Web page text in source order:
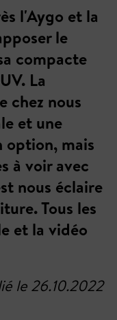
l'Aygo et la
le
compacte
La
chez nous
et une
option, mais
à voir avec
nous éclaire
Tous les
et la vidéo
le 26.10.2022